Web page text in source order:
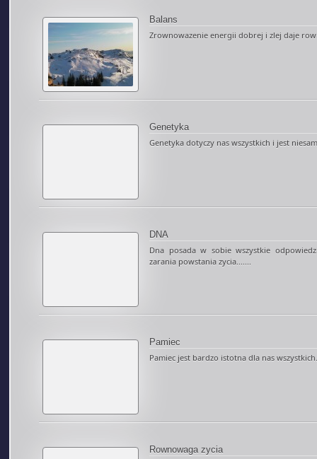
Balans
Zrownowazenie energii dobrej i zlej daje
Genetyka
Genetyka dotyczy nas wszystkich i jest
DNA
Dna posada w sobie wszystkie
zarania powstania zycia.......
Pamiec
Pamiec jest bardzo istotna dla nas
Rownowaga zycia